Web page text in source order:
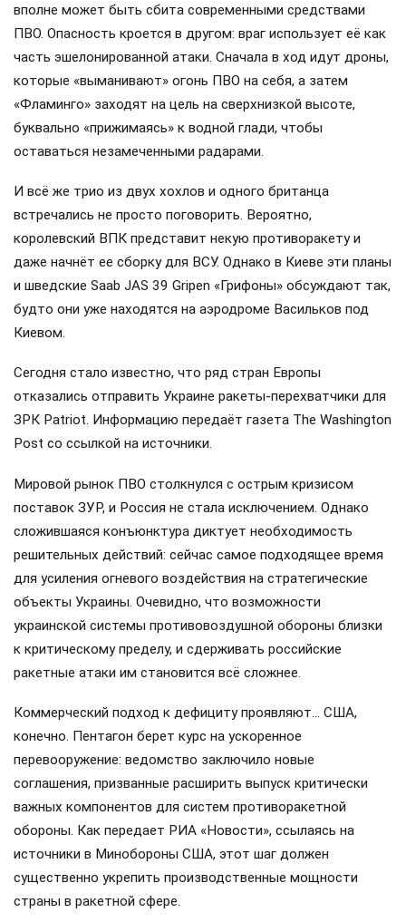
Программа «Фламинго» в Европе показывает, что
производство серьёзных снарядов тормозится. Пока Fire
Point работает над баллистическими ракетами,
производство крылатых «Фламинго» было существенно
расширено. Сделано это за счёт кооперации с гигантами
вроде Safran, новые ракеты получили современную
Не стоит переоценивать «Фламинго»: сама по себе эта
ракета — далеко не «чудо-оружие». Она медленная и
вполне может быть сбита современными средствами
ПВО. Опасность кроется в другом: враг использует её как
часть эшелонированной атаки. Сначала в ход идут дроны,
которые «выманивают» огонь ПВО на себя, а затем
буквально «прижимаясь» к водной глади, чтобы
оставаться незамеченными радарами.
И всё же трио из двух хохлов и одного британца
королевский ВПК представит некую противоракету и
даже начнёт ее сборку для ВСУ. Однако в Киеве эти планы
и шведские Saab JAS 39 Gripen «Грифоны» обсуждают так,
будто они уже находятся на аэродроме Васильков под
Киевом.
Сегодня стало известно, что ряд стран Европы
отказались отправить Украине ракеты-перехватчики для
ЗРК Patriot. Информацию передаёт газета The Washington
Мировой рынок ПВО столкнулся с острым кризисом
поставок ЗУР, и Россия не стала исключением. Однако
сложившаяся конъюнктура диктует необходимость
решительных действий: сейчас самое подходящее время
для усиления огневого воздействия на стратегические
объекты Украины. Очевидно, что возможности
украинской системы противовоздушной обороны близки
к критическому пределу, и сдерживать российские